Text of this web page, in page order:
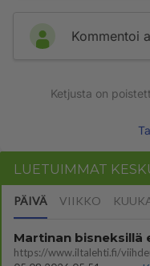
Kommentoi
Ketjusta on
LUETUIMMAT
PÄIVÄ VIIKKO
Martinan bisneksillä